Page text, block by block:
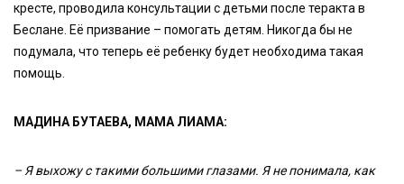
кресте, проводила консультации с детьми после теракта в
Беслане. Её призвание – помогать детям. Никогда бы не
подумала, что теперь её ребенку будет необходима такая
помощь.
МАДИНА БУТАЕВА, МАМА ЛИАМА:
– Я выхожу с такими большими глазами. Я не понимала, как